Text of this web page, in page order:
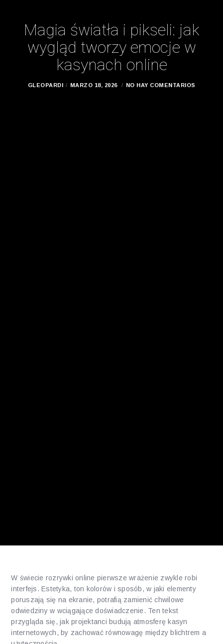
Magia światła i pikseli: jak
wygląd tworzy emocje w
kasynach online
GLEOPARDI MARZO 18, 2026 NO HAY COMENTARIOS
W świecie rozrywki online pierwsze wrażenie zwykle robi
interfejs. Estetyka, ton kolorów i sposób, w jaki elementy
poruszają się na ekranie, potrafią zamienić chwilowe
odwiedziny w wciągające doświadczenie. Ten tekst
przygląda się, jak projektanci budują atmosferę kasyn
internetowych, by zachować równowagę między blichtrem a